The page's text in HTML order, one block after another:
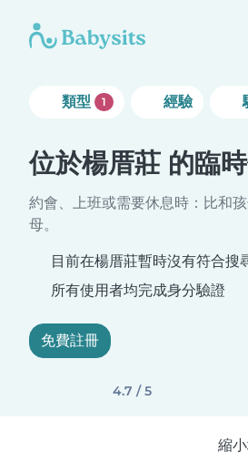
類型 1 經驗
位於楊厝莊 的臨
約會、上班或需要休息時：比和
母。
目前在楊厝莊暫時沒有符合搜
所有使用者均完成身分驗證
免費註冊
4.7 / 5
縮